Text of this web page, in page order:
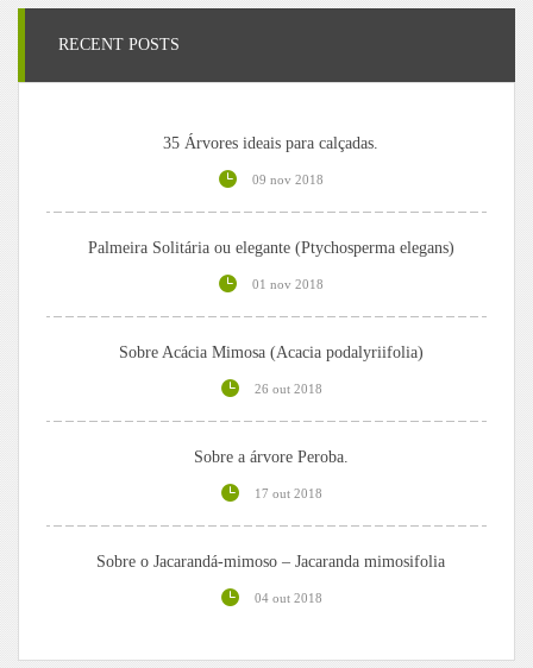
RECENT POSTS
35 Árvores ideais para calçadas.
09 nov 2018
Palmeira Solitária ou elegante (Ptychosperma elegans)
01 nov 2018
Sobre Acácia Mimosa (Acacia podalyriifolia)
26 out 2018
Sobre a árvore Peroba.
17 out 2018
Sobre o Jacarandá-mimoso – Jacaranda mimosifolia
04 out 2018